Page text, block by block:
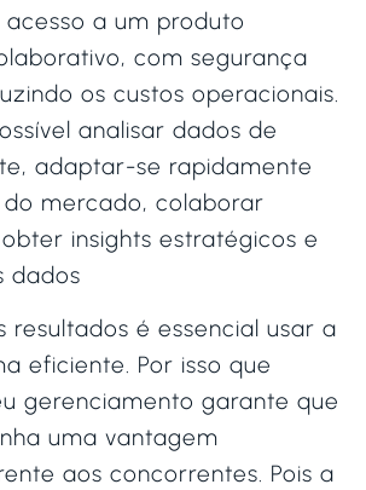
a um produto
com segurança
os custos operacionais.
analisar dados de
adaptar-se rapidamente
mercado, colaborar
insights estratégicos e
dados
resultados é essencial usar a
eficiente. Por isso que
gerenciamento garante que
uma vantagem
aos concorrentes. Pois a